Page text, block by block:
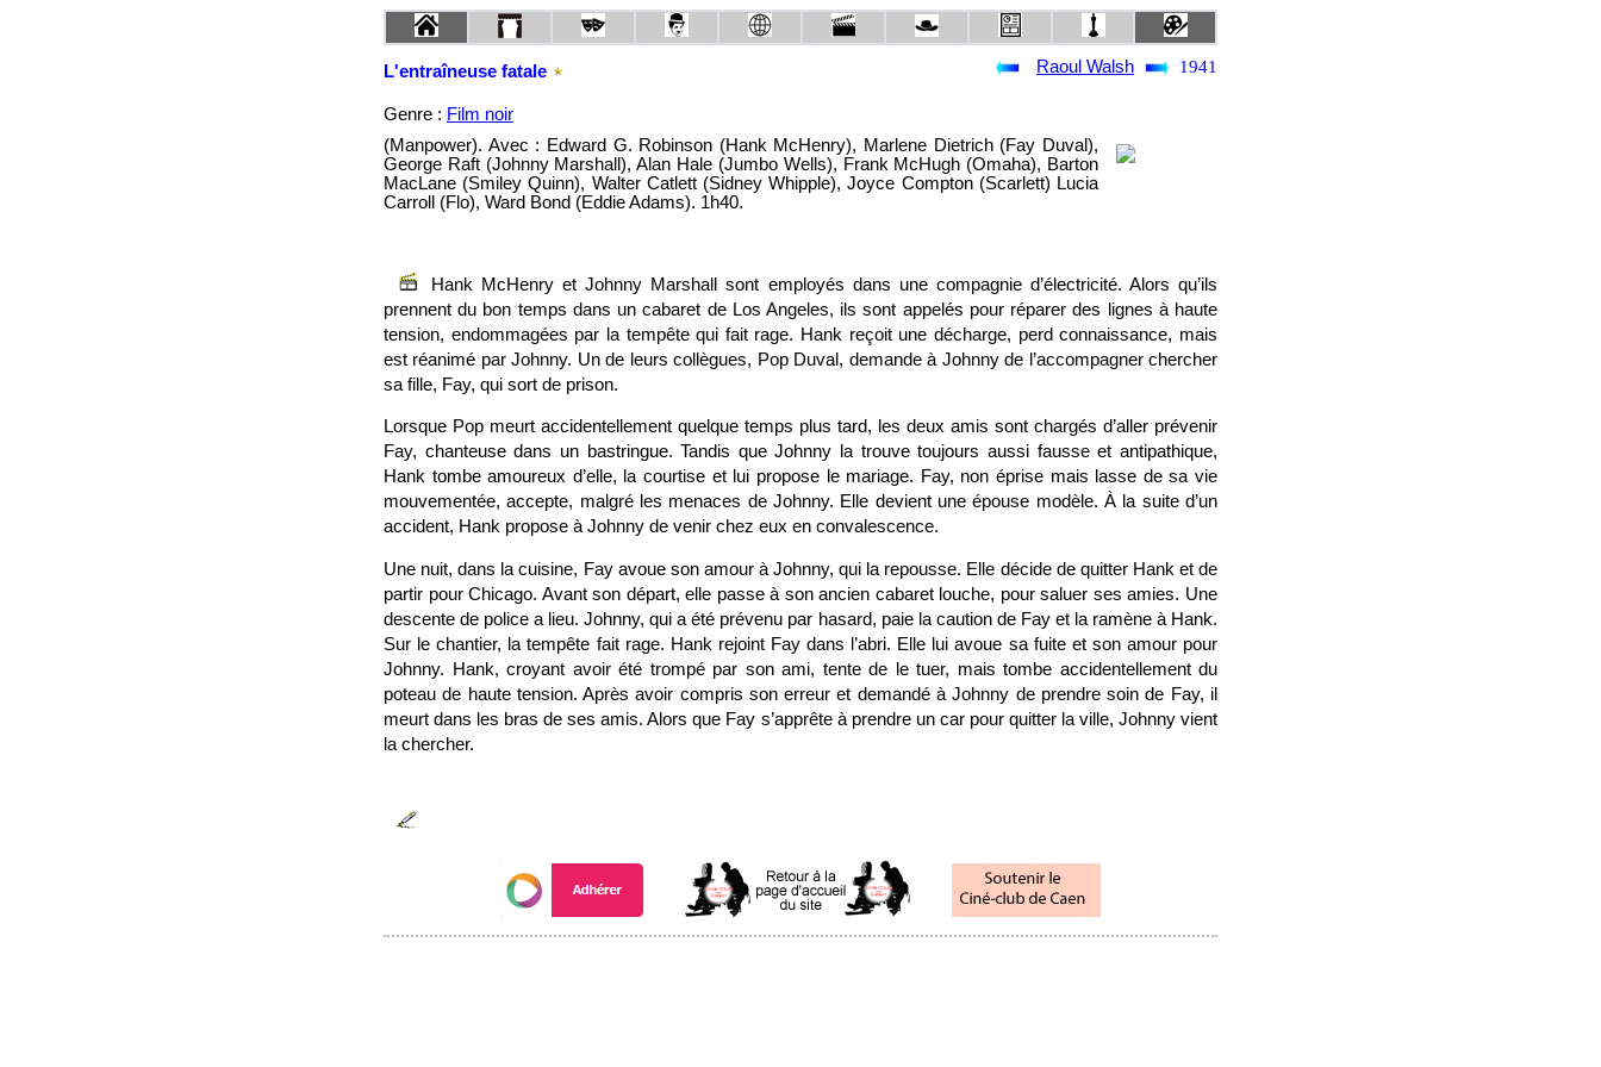
L'entraîneuse fatale Raoul Walsh 1941
Genre : Film noir
(Manpower). Avec : Edward G. Robinson (Hank McHenry), Marlene Dietrich (Fay Duval),
George Raft (Johnny Marshall), Alan Hale (Jumbo Wells), Frank McHugh (Omaha), Barton
MacLane (Smiley Quinn), Walter Catlett (Sidney Whipple), Joyce Compton (Scarlett) Lucia
Carroll (Flo), Ward Bond (Eddie Adams). 1h40.
Hank McHenry et Johnny Marshall sont employés dans une compagnie d’électricité. Alors qu’ils
prennent du bon temps dans un cabaret de Los Angeles, ils sont appelés pour réparer des lignes à haute
tension, endommagées par la tempête qui fait rage. Hank reçoit une décharge, perd connaissance, mais
est réanimé par Johnny. Un de leurs collègues, Pop Duval, demande à Johnny de l’accompagner chercher
sa fille, Fay, qui sort de prison.
Lorsque Pop meurt accidentellement quelque temps plus tard, les deux amis sont chargés d’aller prévenir
Fay, chanteuse dans un bastringue. Tandis que Johnny la trouve toujours aussi fausse et antipathique,
Hank tombe amoureux d’elle, la courtise et lui propose le mariage. Fay, non éprise mais lasse de sa vie
mouvementée, accepte, malgré les menaces de Johnny. Elle devient une épouse modèle. À la suite d’un
accident, Hank propose à Johnny de venir chez eux en convalescence.
Une nuit, dans la cuisine, Fay avoue son amour à Johnny, qui la repousse. Elle décide de quitter Hank et de
partir pour Chicago. Avant son départ, elle passe à son ancien cabaret louche, pour saluer ses amies. Une
descente de police a lieu. Johnny, qui a été prévenu par hasard, paie la caution de Fay et la ramène à Hank.
Sur le chantier, la tempête fait rage. Hank rejoint Fay dans l’abri. Elle lui avoue sa fuite et son amour pour
Johnny. Hank, croyant avoir été trompé par son ami, tente de le tuer, mais tombe accidentellement du
poteau de haute tension. Après avoir compris son erreur et demandé à Johnny de prendre soin de Fay, il
meurt dans les bras de ses amis. Alors que Fay s’apprête à prendre un car pour quitter la ville, Johnny vient
la chercher.